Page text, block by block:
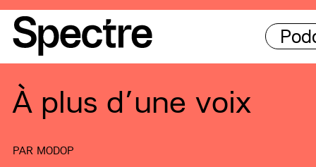
À plus d’une voix
PAR MODOP